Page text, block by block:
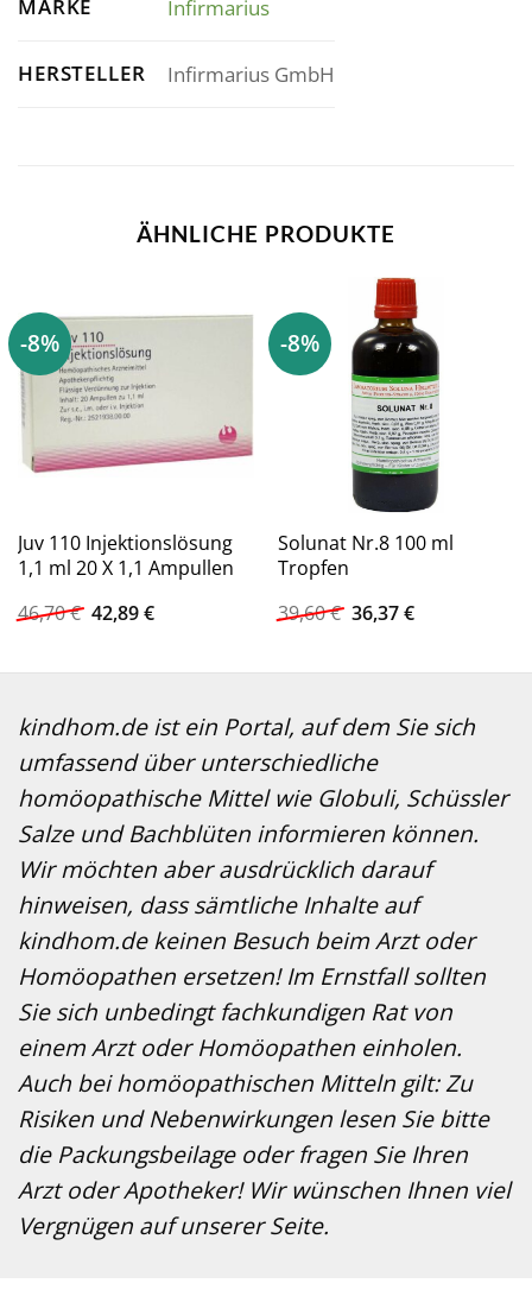
MARKE Infirmarius
HERSTELLER Infirmarius GmbH
ÄHNLICHE PRODUKTE
-8%
Juv 110 Injektionslösung
1,1 ml 20 X 1,1 Ampullen
46,70€ Ursprünglicher
Preis
46,70 €
42,89€Aktueller
42,89 €.
-8%
Solunat Nr.8 100 ml
Tropfen
39,60€ Ursprünglicher
Preis
39,60 €
36,37€Aktueller
36,37 €.
kindhom.de ist ein Portal, auf dem Sie sich
umfassend über unterschiedliche
homöopathische Mittel wie Globuli, Schüssler
Salze und Bachblüten informieren können.
Wir möchten aber ausdrücklich darauf
hinweisen, dass sämtliche Inhalte auf
kindhom.de keinen Besuch beim Arzt oder
Homöopathen ersetzen! Im Ernstfall sollten
Sie sich unbedingt fachkundigen Rat von
einem Arzt oder Homöopathen einholen.
Auch bei homöopathischen Mitteln gilt: Zu
Risiken und Nebenwirkungen lesen Sie bitte
die Packungsbeilage oder fragen Sie Ihren
Arzt oder Apotheker! Wir wünschen Ihnen viel
Vergnügen auf unserer Seite.